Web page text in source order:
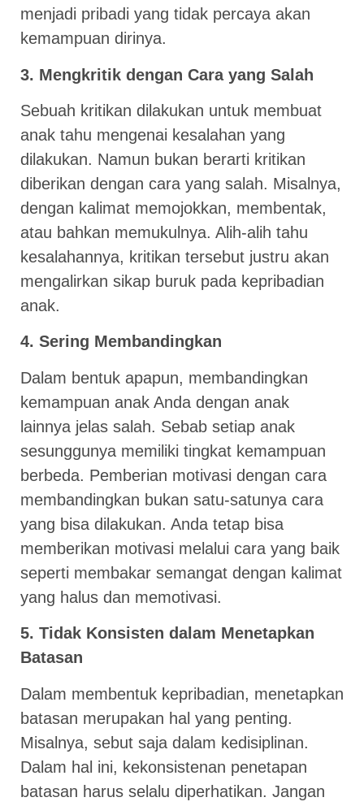
menjadi pribadi yang tidak percaya akan
kemampuan dirinya.
3. Mengkritik dengan Cara yang Salah
Sebuah kritikan dilakukan untuk membuat
anak tahu mengenai kesalahan yang
dilakukan. Namun bukan berarti kritikan
diberikan dengan cara yang salah. Misalnya,
dengan kalimat memojokkan, membentak,
atau bahkan memukulnya. Alih-alih tahu
kesalahannya, kritikan tersebut justru akan
mengalirkan sikap buruk pada kepribadian
anak.
4. Sering Membandingkan
Dalam bentuk apapun, membandingkan
kemampuan anak Anda dengan anak
lainnya jelas salah. Sebab setiap anak
sesunggunya memiliki tingkat kemampuan
berbeda. Pemberian motivasi dengan cara
membandingkan bukan satu-satunya cara
yang bisa dilakukan. Anda tetap bisa
memberikan motivasi melalui cara yang baik
seperti membakar semangat dengan kalimat
yang halus dan memotivasi.
5. Tidak Konsisten dalam Menetapkan
Batasan
Dalam membentuk kepribadian, menetapkan
batasan merupakan hal yang penting.
Misalnya, sebut saja dalam kedisiplinan.
Dalam hal ini, kekonsistenan penetapan
batasan harus selalu diperhatikan. Jangan